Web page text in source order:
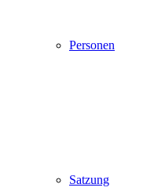
Personen
Satzung